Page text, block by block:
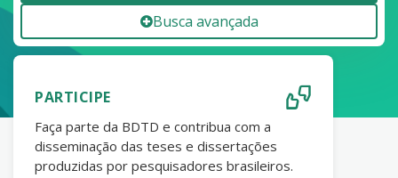
Busca avançada
PARTICIPE
Faça parte da BDTD e contribua com a
disseminação das teses e dissertações
produzidas por pesquisadores brasileiros.